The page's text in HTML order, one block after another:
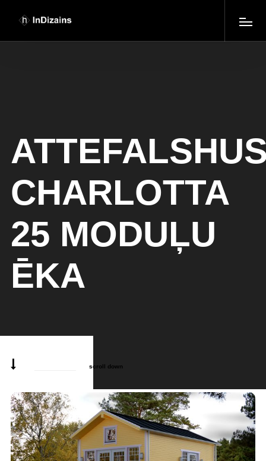
CHARLOTTA
25 MODUĻU
ĒKA
scroll down